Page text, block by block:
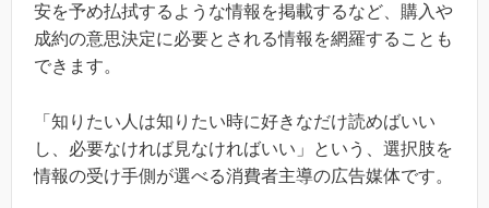
安を予め払拭するような情報を掲載するなど、購入や
成約の意思決定に必要とされる情報を網羅することも
できます。
「知りたい人は知りたい時に好きなだけ読めばいい
し、必要なければ見なければいい」という、選択肢を
情報の受け手側が選べる消費者主導の広告媒体です。